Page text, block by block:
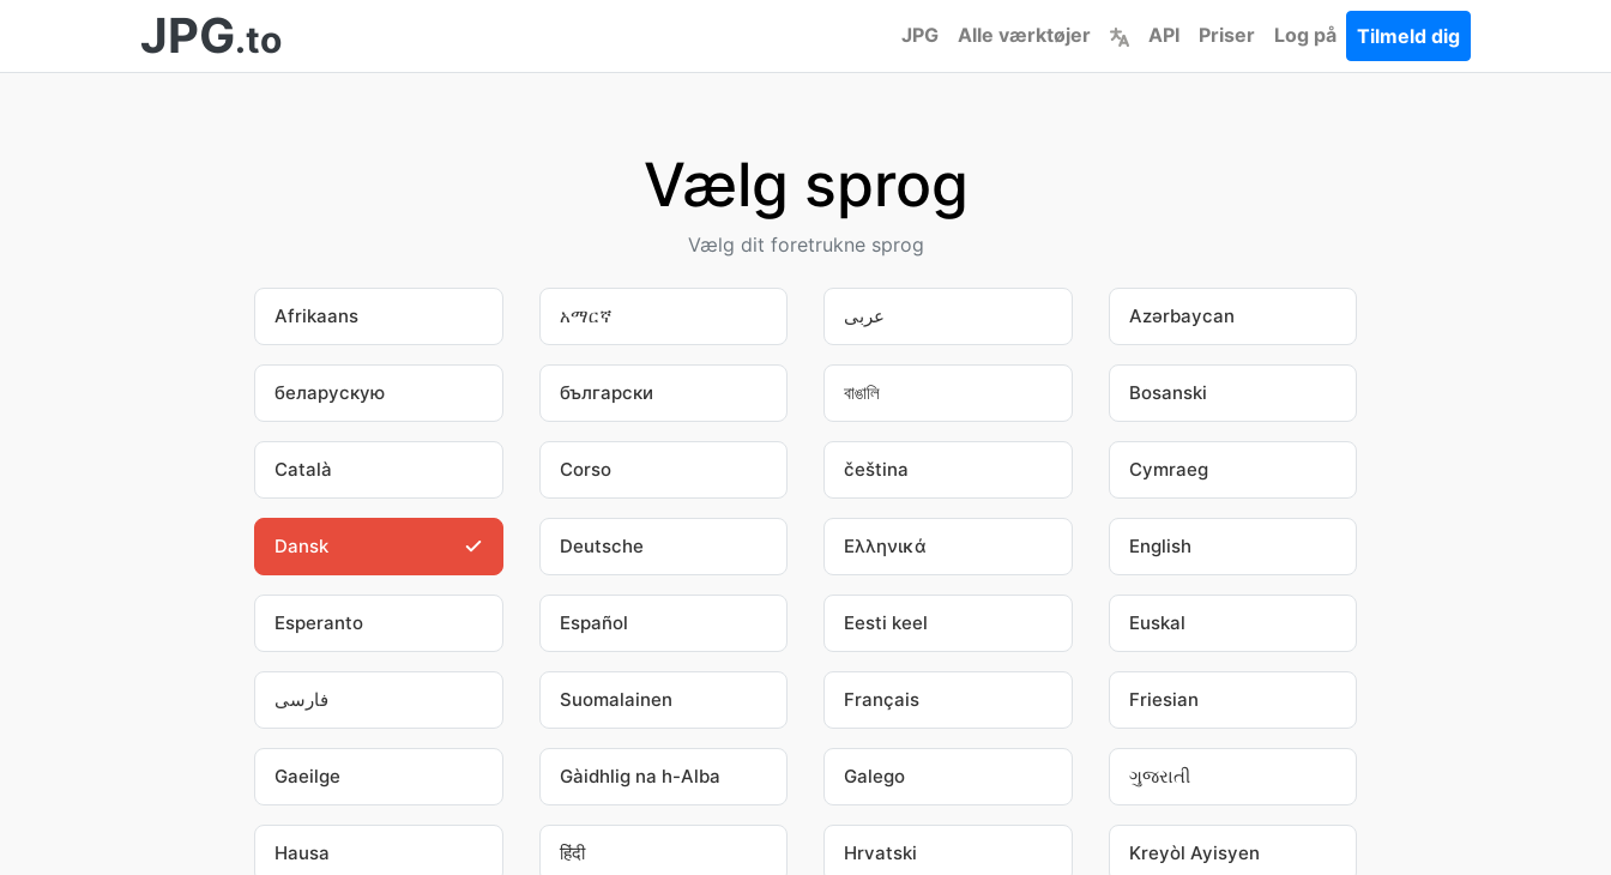
JPG.to JPG Alle værktøjer API Priser Log på Tilmeld dig
Vælg sprog
Vælg dit foretrukne sprog
Afrikaans አማርኛ عربى Azərbaycan
беларускую български বাঙালি Bosanski
Català Corso čeština Cymraeg
Dansk Deutsche Ελληνικά English
Esperanto Español Eesti keel Euskal
فارسی Suomalainen Français Friesian
Gaeilge Gàidhlig na h-Alba Galego ગુજરાતી
Hausa हिंदी Hrvatski Kreyòl Ayisyen